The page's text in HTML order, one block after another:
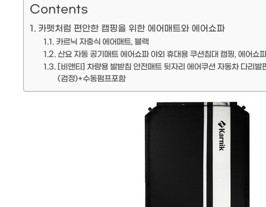
Contents
카펫처럼 편안한 캠핑을 위한 에어매트와 에어쇼파
카르닉 자충식 에어매트, 블랙
산요 자동 공기매트 에어쇼파 야외 휴대용 쿠션침대 캠핑, 에어쇼
[비앤티] 차량용 발받침 안전매트 뒷자리 에어쿠션 자동차 다리
(검정)+수동펌프포함